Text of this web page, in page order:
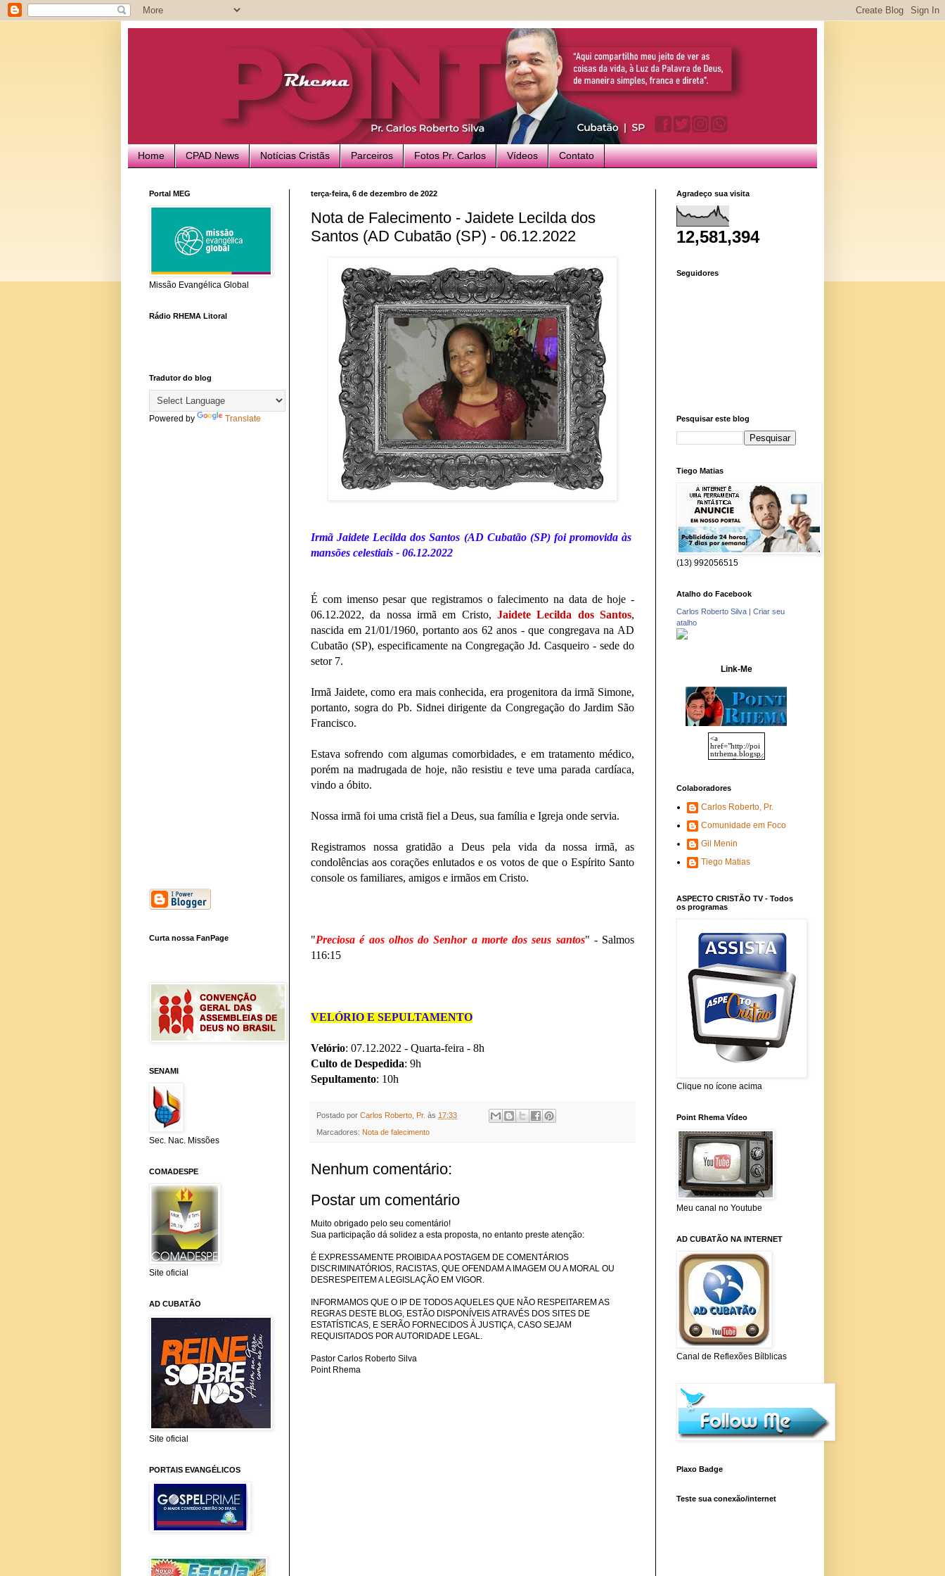
Home CPAD News Notícias Cristãs Parceiros Fotos Pr. Carlos Vídeos Contato
terça-feira, 6 de dezembro de 2022
Nota de Falecimento - Jaidete Lecilda dos
Santos (AD Cubatão (SP) - 06.12.2022
Irmã Jaidete Lecilda dos Santos (AD Cubatão (SP) foi promovida às
mansões celestiais - 06.12.2022
É com imenso pesar que registramos o falecimento na data de hoje -
06.12.2022, da nossa irmã em Cristo, Jaidete Lecilda dos Santos,
nascida em21/01/1960, portanto aos 62 anos - que congregava na AD
Cubatão (SP), especificamente na Congregação Jd. Casqueiro - sede do
setor 7.
Irmã Jaidete, como era mais conhecida, era progenitora da irmã Simone,
portanto, sogra do Pb. Sidnei dirigente da Congregação do Jardim São
Francisco.
Estava sofrendo com algumas comorbidades, e em tratamento médico,
porém na madrugada de hoje, não resistiu e teve uma parada cardíaca,
vindo a óbito.
Nossa irmã foi uma cristã fiel a Deus, sua família e Igreja onde servia.
Registramos nossa gratidão a Deus pela vida da nossa irmã, as
condolências aos corações enlutados e os votos de que o Espírito Santo
console os familiares, amigos e irmãos em Cristo.
"Preciosa é aos olhos do Senhor a morte dos seus santos" - Salmos
116:15
VELÓRIO E SEPULTAMENTO
Velório: 07.12.2022 - Quarta-feira - 8h
Culto de Despedida: 9h
Sepultamento: 10h
Postado por Carlos Roberto, Pr. às 17:33
Marcadores: Nota de falecimento
Nenhum comentário:
Postar um comentário
Muito obrigado pelo seu comentário!
Sua participação dá solidez a esta proposta, no entanto preste atenção:
É EXPRESSAMENTE PROIBIDA A POSTAGEM DE COMENTÁRIOS
DISCRIMINATÓRIOS, RACISTAS, QUE OFENDAM A IMAGEM OU A MORAL OU
DESRESPEITEM A LEGISLAÇÃO EM VIGOR.
INFORMAMOS QUE O IP DE TODOS AQUELES QUE NÃO RESPEITAREM AS
REGRAS DESTE BLOG, ESTÃO DISPONÍVEIS ATRAVÉS DOS SITES DE
ESTATÍSTICAS, E SERÃO FORNECIDOS À JUSTIÇA, CASO SEJAM
REQUISITADOS POR AUTORIDADE LEGAL.
Pastor Carlos Roberto Silva
Point Rhema
Portal MEG
Missão Evangélica Global
Rádio RHEMA Litoral
Tradutor do blog
Powered by Translate
Curta nossa FanPage
SENAMI
Sec. Nac. Missões
COMADESPE
Site oficial
AD CUBATÃO
Site oficial
PORTAIS EVANGÉLICOS
Agradeço sua visita
12,581,394
Seguidores
Pesquisar este blog
Tiego Matias
(13) 992056515
Atalho do Facebook
Carlos Roberto Silva | Criar seu
atalho
Link-Me
Colaboradores
Carlos Roberto, Pr.
Comunidade em Foco
Gil Menin
Tiego Matias
ASPECTO CRISTÃO TV - Todos
os programas
Clique no ícone acima
Point Rhema Vídeo
Meu canal no Youtube
AD CUBATÃO NA INTERNET
Canal de Reflexões Bílblicas
Plaxo Badge
Teste sua conexão/internet